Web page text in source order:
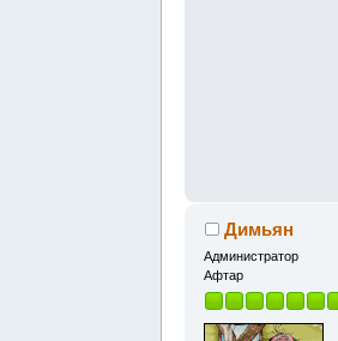
Димьян
Администратор
Афтар